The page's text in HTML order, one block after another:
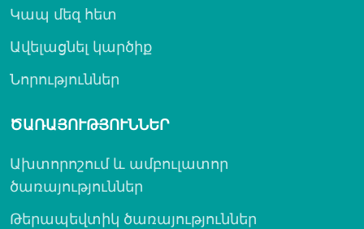
Կապ մեզ հետ
Ավելացնել կարծիք
Նորություններ
ԾԱՌԱՅՈՒԹՅՈՒՆՆԵՐ
Ախտորոշում և ամբուլատոր
ծառայություններ
Թերապեվտիկ ծառայություններ